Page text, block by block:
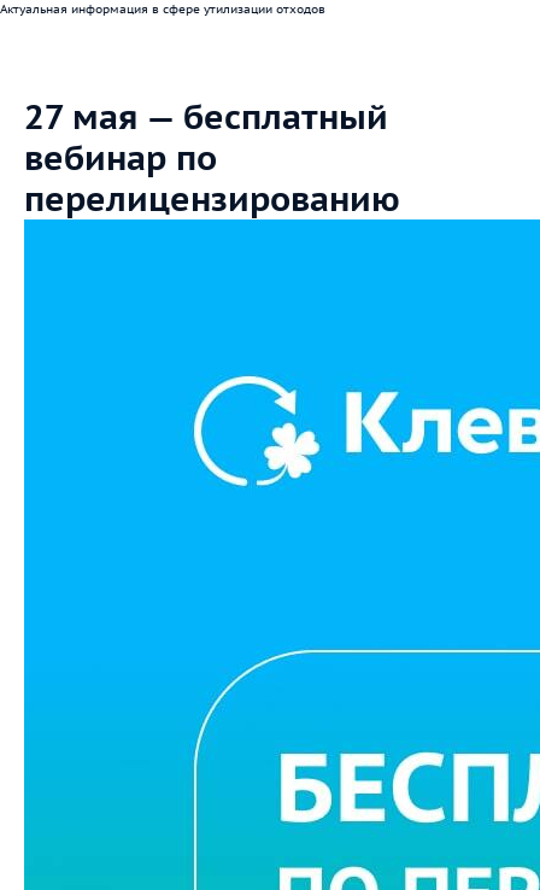
Актуальная информация в сфере утилизации отходов
27 мая — бесплатный
вебинар по
перелицензированию